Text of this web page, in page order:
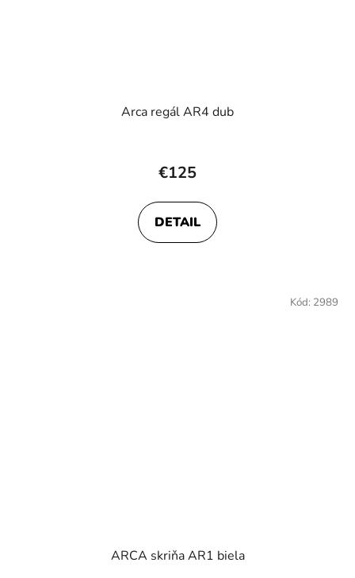
Arca regál AR4 dub
€125
DETAIL
ARCA skriňa AR1 biela
Kód: 2989